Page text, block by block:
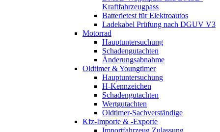
Kraftfahrzeugpass
Batterietest für Elektroautos
Ladekabel Prüfung nach DGUV V3
Motorrad
Hauptuntersuchung
Schadengutachten
Änderungsabnahme
Oldtimer & Youngtimer
Hauptuntersuchung
H-Kennzeichen
Schadengutachten
Wertgutachten
Oldtimer-Sachverständige
Kfz-Importe & -Exporte
Importfahrzeug Zulassung